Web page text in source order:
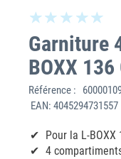
Garniture
BOXX 136
Référence :
EAN: 4045294731557
Pour la L-BOXX
4